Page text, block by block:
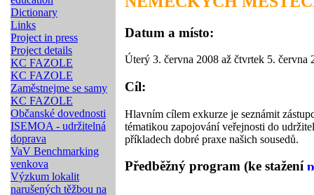
Dictionary
Links
Project in press
Project details
KC FAZOLE
KC FAZOLE
Zaměstnejme se samy
KC FAZOLE
Občanské dovednosti
ISEMOA - udržitelná
doprava
VaV Benchmarking
venkova
Výzkum lokalit
narušených těžbou na
Datum a místo:
Úterý 3. června 2008 až čtvrtek 5.
Cíl:
Hlavním cílem exkurze je seznámit
tématikou zapojování veřejnosti do
příkladech dobré praxe našich sousedů.
Předběžný program (ke stažení